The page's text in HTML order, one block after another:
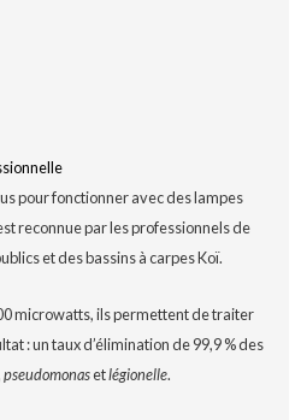
pour fonctionner avec des lampes
reconnue par les professionnels de
et des bassins à carpes Koï.
microwatts, ils permettent de traiter
: un taux d’élimination de 99,9 % des
pseudomonasetlégionelle.